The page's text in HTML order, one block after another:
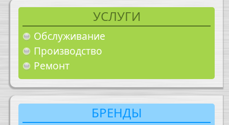
УСЛУГИ
Обслуживание
Производство
Ремонт
БРЕНДЫ